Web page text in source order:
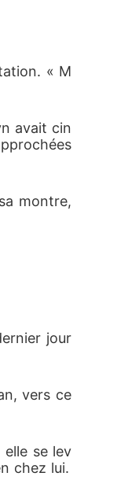
« M
avait cin
montre,
jour
vers ce
se lev
chez lui.